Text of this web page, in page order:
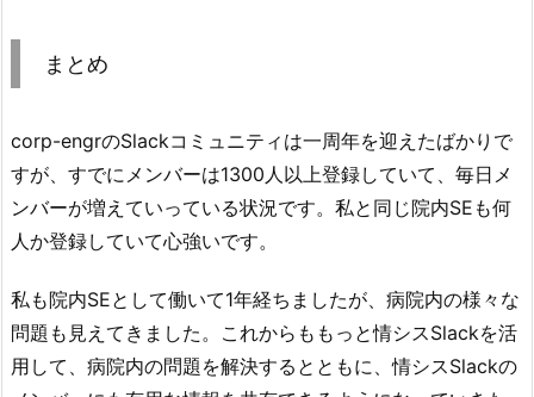
まとめ
corp-engrのSlackコミュニティは一周年を迎えたばかりで
すが、すでにメンバーは1300人以上登録していて、毎日メ
ンバーが増えていっている状況です。私と同じ院内SEも何
人か登録していて心強いです。
私も院内SEとして働いて1年経ちましたが、病院内の様々な
問題も見えてきました。これからももっと情シスSlackを活
用して、病院内の問題を解決するとともに、情シスSlackの